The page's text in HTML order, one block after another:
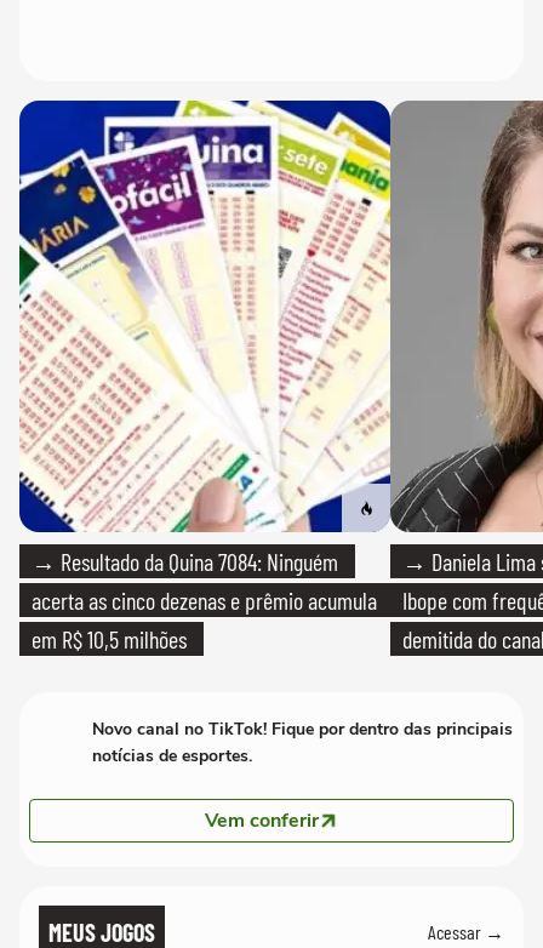
→ Resultado da Quina 7084: Ninguém
acerta as cinco dezenas e prêmio acumula
em R$ 10,5 milhões
→ Daniela Lima
Ibope com
demitida do
Novo canal no TikTok! Fique por dentro das principais
notícias de esportes.
Vem conferir
MEUS JOGOS Acessar →